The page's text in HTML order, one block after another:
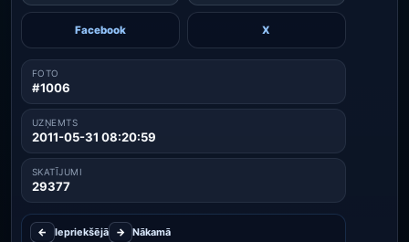
Facebook X
FOTO
#1006
UZŅEMTS
2011-05-31 08:20:59
SKATĪJUMI
29377
← Iepriekšējā → Nākamā